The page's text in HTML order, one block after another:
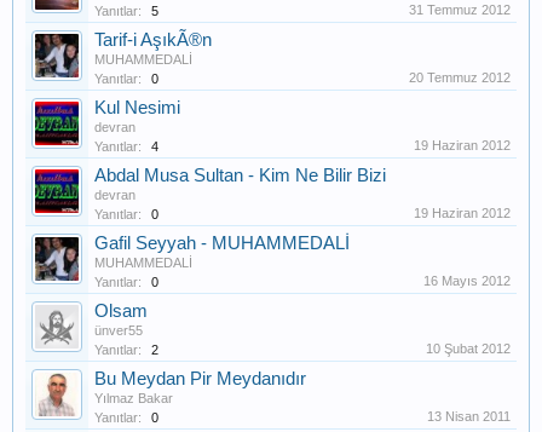
Yanıtlar:
5 31 Temmuz 2012
Tarif-i AşıkÃ®n
MUHAMMEDALİ
Yanıtlar:
0 20 Temmuz 2012
Kul Nesimi
devran
Yanıtlar:
4 19 Haziran 2012
Abdal Musa Sultan - Kim Ne Bilir Bizi
devran
Yanıtlar:
0 19 Haziran 2012
Gafil Seyyah - MUHAMMEDALİ
MUHAMMEDALİ
Yanıtlar:
0 16 Mayıs 2012
Olsam
ünver55
Yanıtlar:
2 10 Şubat 2012
Bu Meydan Pir Meydanıdır
Yılmaz Bakar
Yanıtlar:
0 13 Nisan 2011